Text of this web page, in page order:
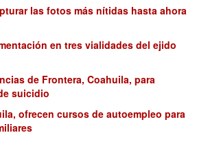
las fotos más nítidas hasta ahora
en tres vialidades del ejido
de Frontera, Coahuila, para
suicidio
ofrecen cursos de autoempleo para